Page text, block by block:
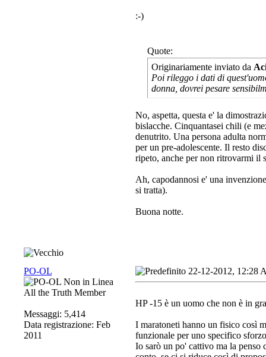
:-)
Quote:
Originariamente inviato da
Poi rileggo i dati di
donna, dovrei pesare
No, aspetta, questa e' la
bislacche. Cinquantasei chili (e
denutrito. Una persona adulta
per un pre-adolescente. Il resto
ripeto, anche per non ritrovarmi il
Ah, capodannosi e' una
si tratta).
Buona notte.
PO-OL
All the Truth Member
Messaggi: 5,414
Data registrazione: Feb
2011
22-12-2012, 12:28
HP -15 è un uomo che non è in
I maratoneti hanno un fisico così
funzionale per uno specifico
Io sarò un po' cattivo ma la penso